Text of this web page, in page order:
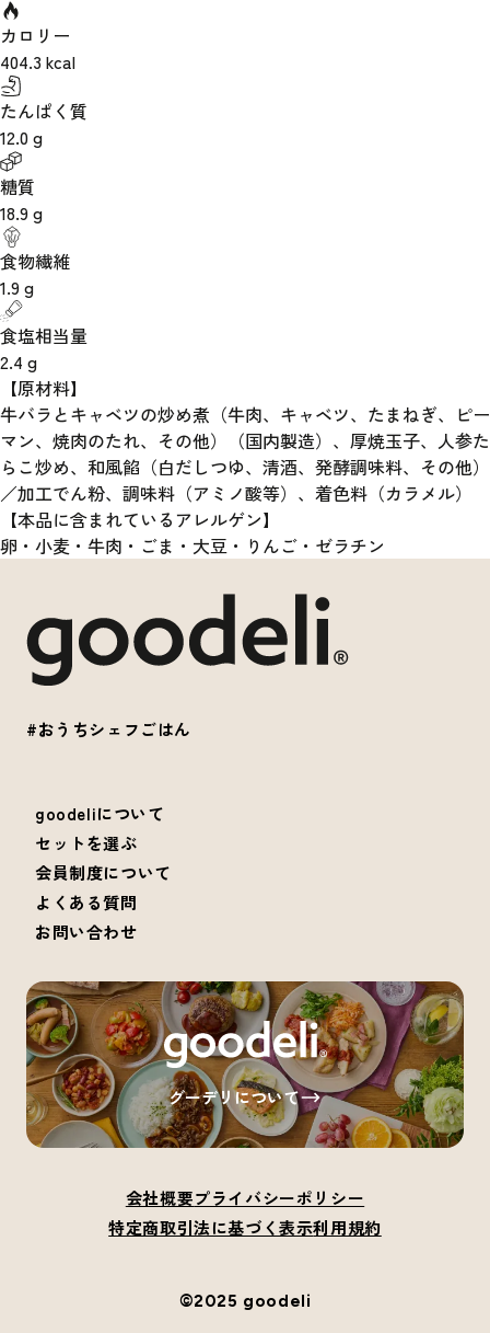
カロリー
404.3 kcal
たんぱく質
12.0g
糖質
18.9g
食物繊維
1.9g
食塩相当量
2.4 g
【原材料】
牛バラとキャベツの炒め煮（牛肉、キャベツ、たまねぎ、ピー
マン、焼肉のたれ、その他）（国内製造）、厚焼玉子、人参た
らこ炒め、和風餡（白だしつゆ、清酒、発酵調味料、その他）
／加工でん粉、調味料（アミノ酸等）、着色料（カラメル）
【本品に含まれているアレルゲン】
卵・小麦・牛肉・ごま・大豆・りんご・ゼラチン
#おうちシェフごはん
goodeliについて
セットを選ぶ
会員制度について
よくある質問
お問い合わせ
グーデリについて
会社概要プライバシーポリシー
特定商取引法に基づく表示利用規約
©2025 goodeli